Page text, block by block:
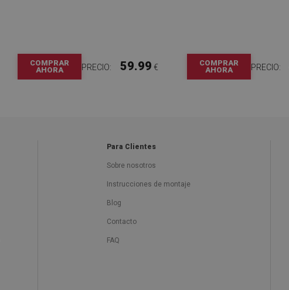
COMPRAR
AHORA
PRECIO: 59.99 €
COMPRAR
AHORA
PRECIO:
Para Clientes
Sobre nosotros
Instrucciones de montaje
Blog
Contacto
FAQ